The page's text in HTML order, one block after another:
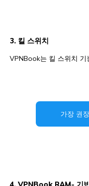
3. 킬 스위치
VPNBook는 킬 스위치 기
가장 권